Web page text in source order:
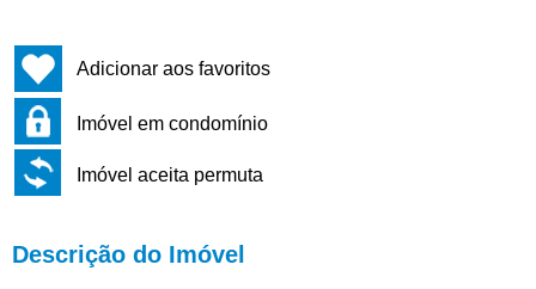
Adicionar aos favoritos
Imóvel em condomínio
Imóvel aceita permuta
Descrição do Imóvel